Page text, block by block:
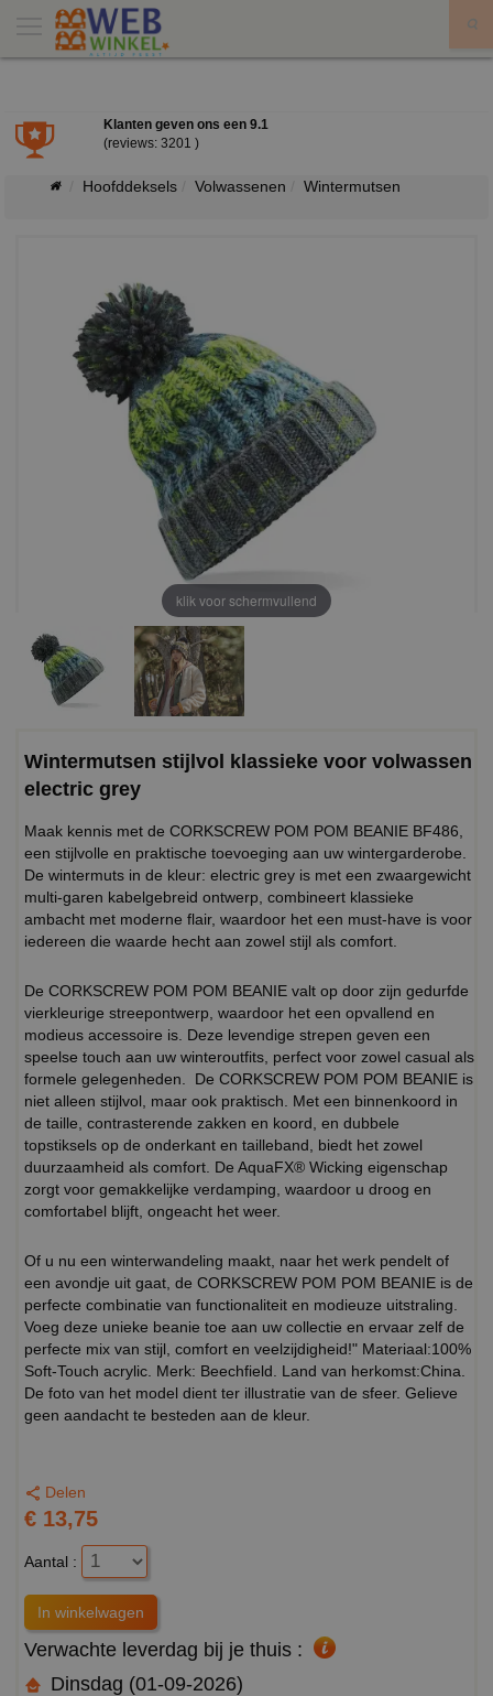
Klanten geven ons een 9.1
(reviews: 3201 )
Hoofddeksels Volwassenen Wintermutsen
klik voor schermvullend
Wintermutsen stijlvol klassieke voor volwassen
electric grey
Maak kennis met de CORKSCREW POM POM BEANIE BF486,
een stijlvolle en praktische toevoeging aan uw wintergarderobe.
De wintermuts in de kleur: electric grey is met een zwaargewicht
multi-garen kabelgebreid ontwerp, combineert klassieke
ambacht met moderne flair, waardoor het een must-have is voor
iedereen die waarde hecht aan zowel stijl als comfort.
De CORKSCREW POM POM BEANIE valt op door zijn gedurfde
vierkleurige streepontwerp, waardoor het een opvallend en
modieus accessoire is. Deze levendige strepen geven een
speelse touch aan uw winteroutfits, perfect voor zowel casual als
formele gelegenheden. De CORKSCREW POM POM BEANIE is
niet alleen stijlvol, maar ook praktisch. Met een binnenkoord in
de taille, contrasterende zakken en koord, en dubbele
topstiksels op de onderkant en tailleband, biedt het zowel
duurzaamheid als comfort. De AquaFX® Wicking eigenschap
zorgt voor gemakkelijke verdamping, waardoor u droog en
comfortabel blijft, ongeacht het weer.
Of u nu een winterwandeling maakt, naar het werk pendelt of
een avondje uit gaat, de CORKSCREW POM POM BEANIE is de
perfecte combinatie van functionaliteit en modieuze uitstraling.
Voeg deze unieke beanie toe aan uw collectie en ervaar zelf de
perfecte mix van stijl, comfort en veelzijdigheid!" Materiaal:100%
Soft-Touch acrylic. Merk: Beechfield. Land van herkomst:China.
De foto van het model dient ter illustratie van de sfeer. Gelieve
geen aandacht te besteden aan de kleur.
Delen
€ 13,75
Aantal :
Verwachte leverdag bij je thuis :
Dinsdag (01-09-2026)